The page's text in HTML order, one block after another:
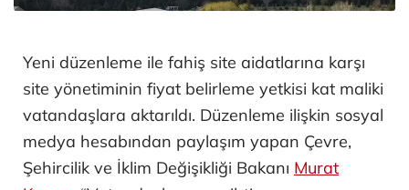
Yeni düzenleme ile fahiş site aidatlarına karşı
site yönetiminin fiyat belirleme yetkisi kat maliki
vatandaşlara aktarıldı. Düzenleme ilişkin sosyal
medya hesabından paylaşım yapan Çevre,
Şehircilik ve İklim Değişikliği Bakanı Murat